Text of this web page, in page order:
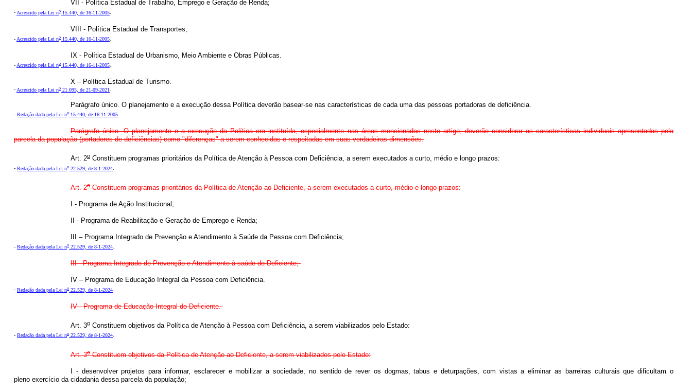
VII - Política Estadual de Trabalho, Emprego e Geração de Renda;
- Acrescido pela Lei no 15.440, de 16-11-2005.
VIII - Política Estadual de Transportes;
- Acrescido pela Lei no 15.440, de 16-11-2005
IX - Política Estadual de Urbanismo, Meio Ambiente e Obras Públicas.
-Acrescido pela Lei no 15.440, de 16-11-2005.
X – Política Estadual de Turismo.
- Acrescido pela Lei no 21.095, de 21-09-2021.
Parágrafo único. O planejamento e a execução dessa Política deverão basear-se nas características de cada uma das pessoas portadoras de deficiência.
- Redação dada pela Lei no 15.440, de 16-11-2005
Parágrafo único. O planejamento e a execução da Política ora instituída, especialmente nas áreas mencionadas neste artigo, deverão considerar as características individuais apresentadas pela
parcela da população (portadores de deficiências) como "diferenças" a serem conhecidas e respeitadas em suas verdadeiras dimensões.
Art. 2o Constituem programas prioritários da Política de Atenção à Pessoa com Deficiência, a serem executados a curto, médio e longo prazos:
- Redação dada pela Lei no 22.529, de 8-1-2024.
Art. 2oConstituem programas prioritários da Política de Atenção ao Deficiente, a serem executados a curto, médio e longo prazos:
I - Programa de Ação Institucional;
II - Programa de Reabilitação e Geração de Emprego e Renda;
III – Programa Integrado de Prevenção e Atendimento à Saúde da Pessoa com Deficiência;
- Redação dada pela Lei no 22.529, de 8-1-2024.
III - Programa Integrado de Prevenção e Atendimento à saúde do Deficiente;
IV – Programa de Educação Integral da Pessoa com Deficiência.
- Redação dada pela Lei no 22.529, de 8-1-2024.
IV - Programa de Educação Integral do Deficiente.
Art. 3o Constituem objetivos da Política de Atenção à Pessoa com Deficiência, a serem viabilizados pelo Estado:
- Redação dada pela Lei no 22.529, de 8-1-2024
Art. 3oConstituem objetivos da Política de Atenção ao Deficiente, a serem viabilizados pelo Estado:
I - desenvolver projetos para informar, esclarecer e mobilizar a sociedade, no sentido de rever os dogmas, tabus e deturpações, com vistas a eliminar as barreiras culturais que dificultam o
pleno exercício da cidadania dessa parcela da população;